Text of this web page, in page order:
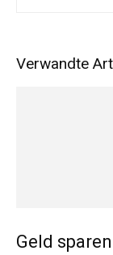
Verwandte
Geld